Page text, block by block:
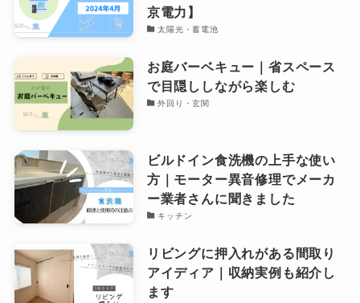
京電力】
太陽光・蓄電池
お庭バーベキュー｜省スペース
で目隠ししながら楽しむ
外回り・玄関
ビルドイン食洗機の上手な使い
方｜モーター異音修理でメーカ
ー業者さんに聞きました
キッチン
リビングに押入れがある間取り
アイディア｜収納実例も紹介し
ます